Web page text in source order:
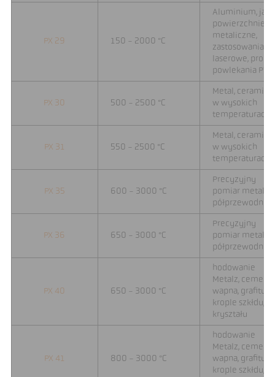
PX 29 150 - 2000 °C
Aluminium,
powierzchnie
metaliczne,
zastosowania
laserowe,
powlekania PVD
PX 30 500 - 2500 °C
Metal, ceramika,
w wysokich
temperaturach
PX 31 550 - 2500 °C
Metal, ceramika,
w wysokich
temperaturach
PX 35 600 - 3000 °C
Precyzyjny
pomiar metali,
PX 36 650 - 3000 °C
Precyzyjny
pomiar metali,
PX 40 650 - 3000 °C
hodowanie
Metalz,
wapna, grafitu,
krople szkłdu,
kryształu
PX 41 800 - 3000 °C
hodowanie
Metalz,
wapna, grafitu,
krople szkłdu,